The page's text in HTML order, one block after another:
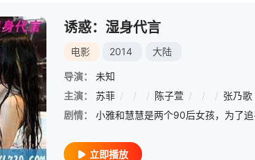
诱惑：湿身代言
电影 2014 大陆
导演：
未知
主演：
苏菲 / / / 陈子萱 / / / 张乃歌
剧情：
立即播放